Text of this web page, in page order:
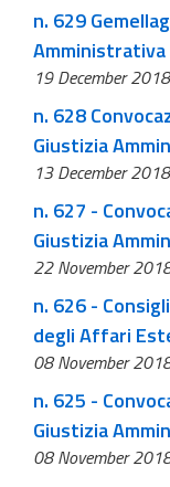
n. 629
Amministrativa
19 December 2018
n. 628
Giustizia
13 December 2018
n. 627 -
Giustizia
22 November
n. 626 -
degli Affari
08 November
n. 625 -
Giustizia
08 November